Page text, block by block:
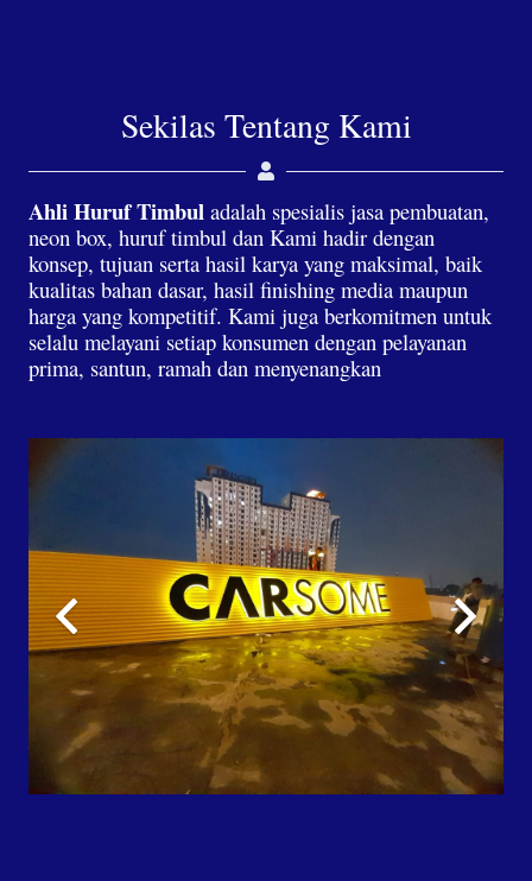
Sekilas Tentang Kami
Ahli Huruf Timbul adalah spesialis jasa pembuatan,
neon box, huruf timbul dan Kami hadir dengan
konsep, tujuan serta hasil karya yang maksimal, baik
kualitas bahan dasar, hasil finishing media maupun
harga yang kompetitif. Kami juga berkomitmen untuk
selalu melayani setiap konsumen dengan pelayanan
prima, santun, ramah dan menyenangkan